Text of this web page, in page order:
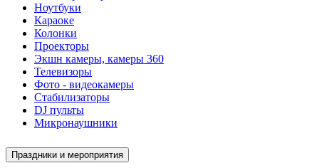
Ноутбуки
Караоке
Колонки
Проекторы
Экшн камеры, камеры 360
Телевизоры
Фото - видеокамеры
Стабилизаторы
DJ пульты
Микронаушники
Праздники и мероприятия